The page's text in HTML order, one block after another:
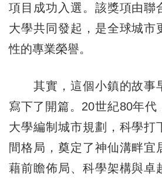
項目成功入選。該獎項由聯
大學共同發起，是全球城市
性的專業榮譽。
其實，這個小鎮的故事
寫下了開篇。20世紀80年代
大學編制城市規劃，科學打
間格局，奠定了神仙溝畔宜
藉前瞻佈局、科學架構與卓